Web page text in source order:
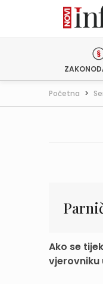
Početna >
Ako se
vjerovniku